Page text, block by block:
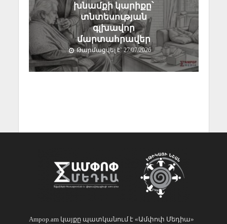
խնամքի կարիքը՝
տնտեսության
գլխավոր
մարտահրավեր
Թարմացվել է` 27/07/2026
Ampop.am կայքը պատկանում է «Ամփոփ Մեդիա»